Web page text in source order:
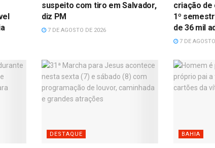
suspeito com tiro em Salvador,
diz PM
7 DE AGOSTO DE 2026
criação
1º
de 36 mil
7 DE
DESTAQUE BAHIA